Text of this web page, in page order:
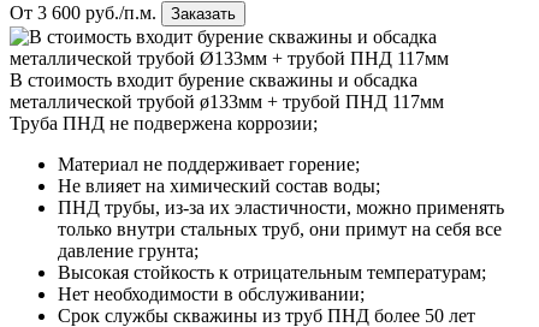
От 3 600 руб./п.м. Заказать
В стоимость входит бурение скважины и обсадка
металлической трубой ø133мм + трубой ПНД 117мм
Труба ПНД не подвержена коррозии;
Материал не поддерживает горение;
Не влияет на химический состав воды;
ПНД трубы, из-за их эластичности, можно применять
только внутри стальных труб, они примут на себя все
давление грунта;
Высокая стойкость к отрицательным температурам;
Нет необходимости в обслуживании;
Срок службы скважины из труб ПНД более 50 лет